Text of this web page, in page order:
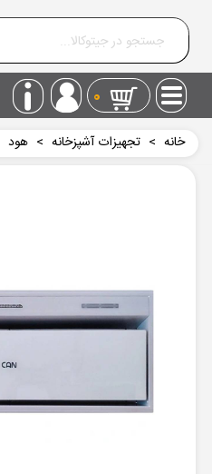
0
خانه > تجهیزات آشپزخانه > هود